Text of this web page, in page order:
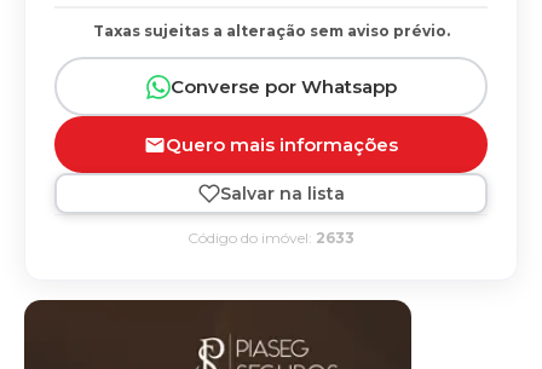
Taxas sujeitas a alteração sem aviso prévio.
Converse por Whatsapp
Quero mais informações
Salvar na lista
Código do imóvel: 2633